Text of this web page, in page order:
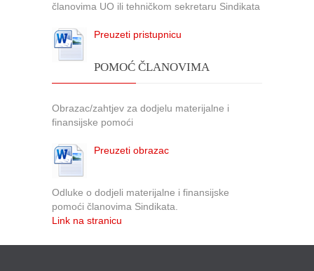
članovima UO ili tehničkom sekretaru Sindikata
Preuzeti pristupnicu
POMOĆ ČLANOVIMA
Obrazac/zahtjev za dodjelu materijalne i
finansijske pomoći
Preuzeti obrazac
Odluke o dodjeli materijalne i finansijske
pomoći članovima Sindikata.
Link na stranicu